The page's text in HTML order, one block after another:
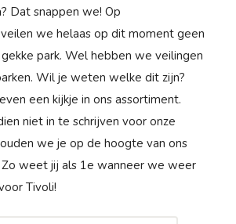
Dat snappen we! Op
we helaas op dit moment geen
park. Wel hebben we veilingen
Wil je weten welke dit zijn?
een kijkje in ons assortiment.
niet in te schrijven voor onze
we je op de hoogte van ons
weet jij als 1e wanneer we weer
Tivoli!